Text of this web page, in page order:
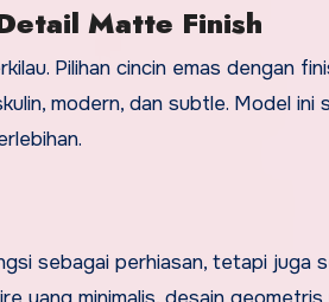
Matte Finish
Pilihan cincin emas dengan
modern, dan subtle. Model
sebagai perhiasan, tetapi juga